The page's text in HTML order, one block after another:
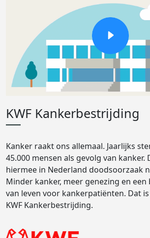
KWF Kankerbestrijding
Kanker raakt ons allemaal. Jaarlijks
45.000 mensen als gevolg van kanker.
hiermee in Nederland doodsoorzaak
Minder kanker, meer genezing en
van leven voor kankerpatiënten. Dat
KWF Kankerbestrijding.